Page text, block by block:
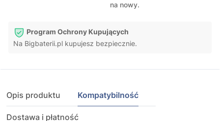
na nowy.
Program Ochrony Kupujących
Na Bigbaterii.pl kupujesz bezpiecznie.
Opis produktu Kompatybilność
Dostawa i płatność